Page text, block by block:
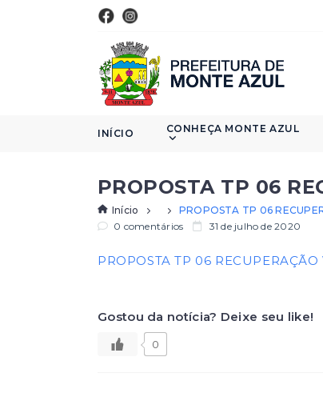
INÍCIO CONHEÇA MONTE AZUL
PROPOSTA TP 06
Início
PROPOSTA TP 06
0 comentários
31 de julho de 2020
PROPOSTA TP 06 RECUPERAÇÃO
Gostou da notícia? Deixe seu like!
0